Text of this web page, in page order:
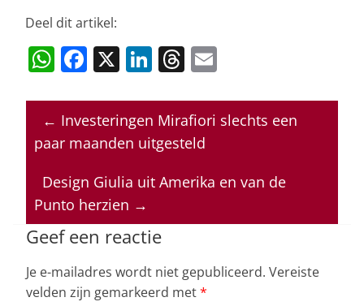
Deel dit artikel:
W
at
s
p
p
F
c
e
o
o
k
X Li
k
e
dI
n
T
re
a
s
ai
l
← Investeringen Mirafiori slechts een
paar maanden uitgesteld
Design Giulia uit Amerika en van de
Punto herzien →
Geef een reactie
Je e-mailadres wordt niet gepubliceerd. Vereiste
velden zijn gemarkeerd met*